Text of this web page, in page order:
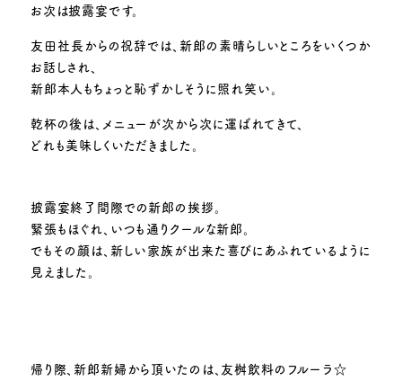
お次は披露宴です。
友田社長からの祝辞では、新郎の素晴らしいところをいくつか
お話しされ、
新郎本人もちょっと恥ずかしそうに照れ笑い。
乾杯の後は、メニューが次から次に運ばれてきて、
どれも美味しくいただきました。
披露宴終了間際での新郎の挨拶。
緊張もほぐれ、いつも通りクールな新郎。
でもその顔は、新しい家族が出来た喜びにあふれているように
見えました。
帰り際、新郎新婦から頂いたのは、友桝飲料のフルーラ☆